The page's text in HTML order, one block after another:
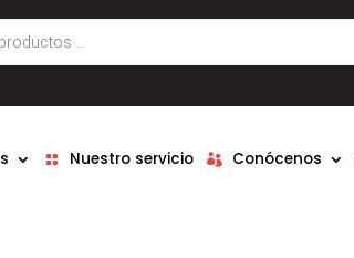
Nuestro servicio Conócenos